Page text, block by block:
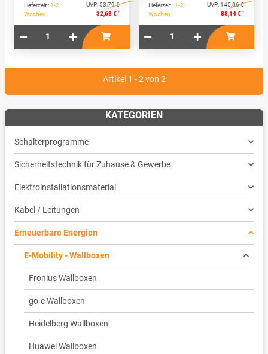
Lieferzeit :1-2
Wochen
UVP: 53,79 €
32,68 € *
Lieferzeit :1-2
Wochen
UVP:145,06 €
88,14 € *
Artikel 1 - 2 von 2
KATEGORIEN
Schalterprogramme
Sicherheitstechnik für Zuhause & Gewerbe
Elektroinstallationsmaterial
Kabel / Leitungen
Erneuerbare Energien
E-Mobility - Wallboxen
Fronius Wallboxen
go-e Wallboxen
Heidelberg Wallboxen
Huawei Wallboxen